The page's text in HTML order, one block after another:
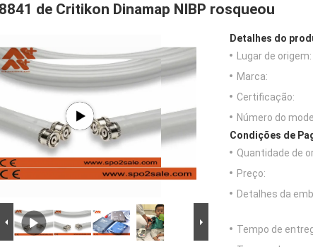
8841 de Critikon Dinamap NIBP rosqueou
Detalhes do
Lugar de origem:
Marca:
Certificação:
Número do
Condições de
Quantidade de
Preço:
Detalhes da
Tempo de